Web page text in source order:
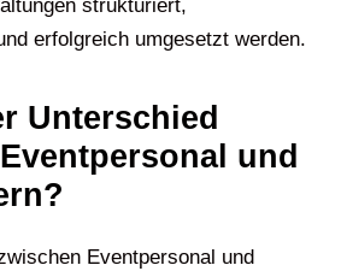
strukturiert,
erfolgreich umgesetzt werden.
Unterschied
und
Eventpersonal und